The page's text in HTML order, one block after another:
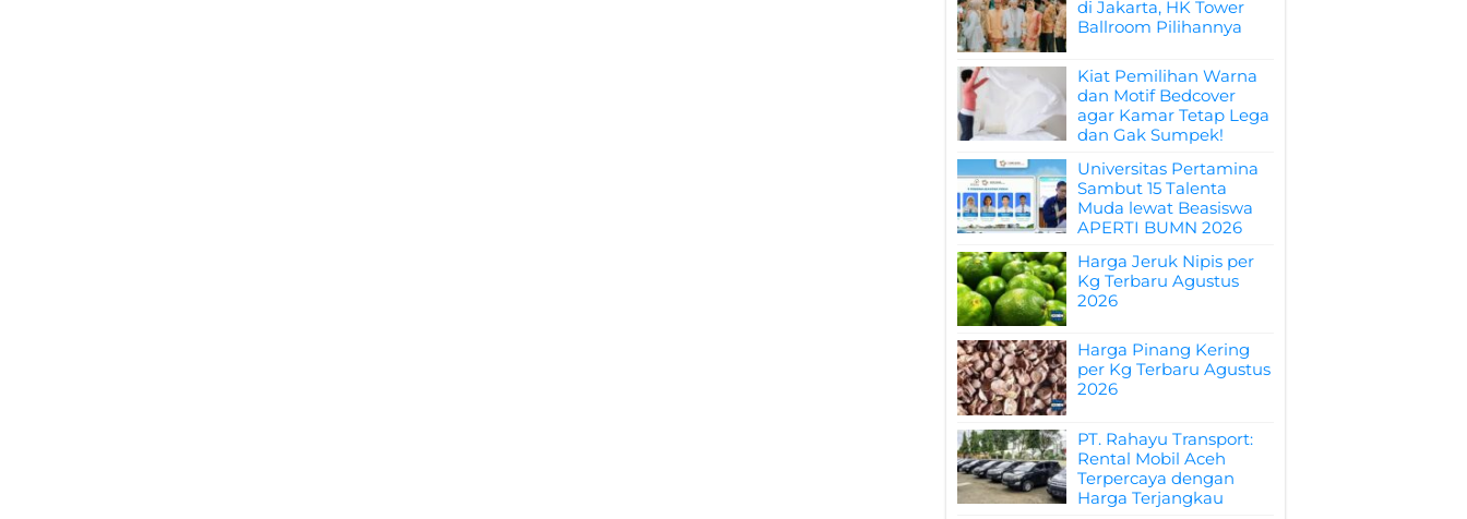
di Jakarta, HK Tower
Ballroom Pilihannya
Kiat Pemilihan Warna
dan Motif Bedcover
agar Kamar Tetap Lega
dan Gak Sumpek!
Universitas Pertamina
Sambut 15 Talenta
Muda lewat Beasiswa
APERTI BUMN 2026
Harga Jeruk Nipis per
Kg Terbaru Agustus
2026
Harga Pinang Kering
per Kg Terbaru Agustus
2026
PT. Rahayu Transport:
Rental Mobil Aceh
Terpercaya dengan
Harga Terjangkau